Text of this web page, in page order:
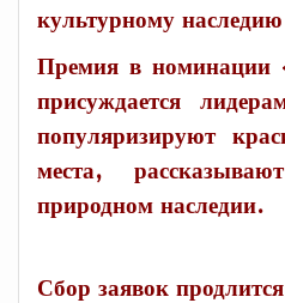
культурному
Премия в номинации
присуждается
популяризируют
места,
природном наследии.
Сбор заявок